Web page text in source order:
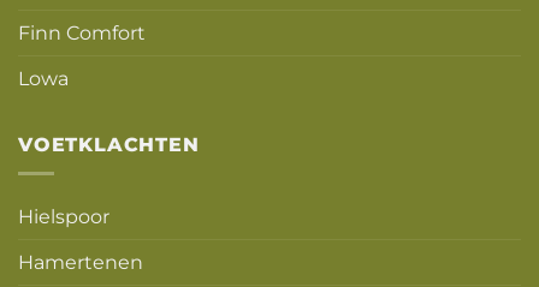
Finn Comfort
Lowa
VOETKLACHTEN
Hielspoor
Hamertenen